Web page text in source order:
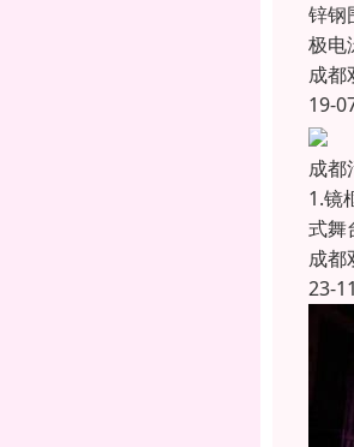
锌钢
极电
成都
19-
成都
1.镜
式舞
成都
23-